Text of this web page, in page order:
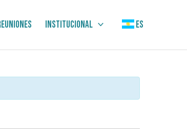
Institucional ES